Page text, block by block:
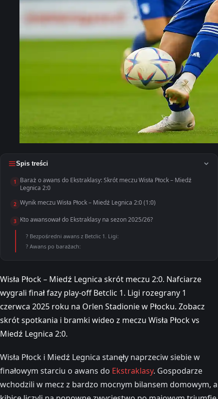
Spis treści
1
Baraż o awans do Ekstraklasy: Skrót meczu Wisła Płock – Miedź
Legnica 2:0
2 Wynik meczu Wisła Płock – Miedź Legnica 2:0 (1:0)
3 Kto awansował do Ekstraklasy na sezon 2025/26?
? Bezpośredni awans z Betclic 1. Ligi:
? Awans po barażach:
Wisła Płock – Miedź Legnica skrót meczu 2:0. Nafciarze
wygrali finał fazy play-off Betclic 1. Ligi rozegrany 1
czerwca 2025 roku na Orlen Stadionie w Płocku. Zobacz
skrót spotkania i bramki wideo z meczu Wisła Płock vs
Miedź Legnica 2:0.
Wisła Płock i Miedź Legnica stanęły naprzeciw siebie w
finałowym starciu o awans do Ekstraklasy. Gospodarze
wchodzili w mecz z bardzo mocnym bilansem domowym, a